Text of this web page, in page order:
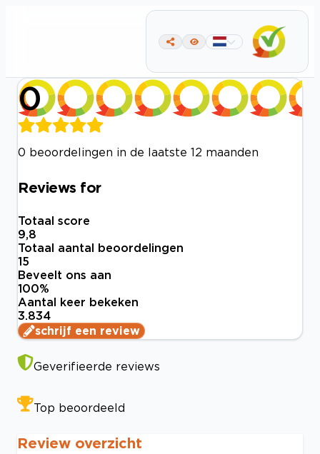
0
0 beoordelingen in de laatste 12 maanden
Reviews for
Totaal score
9,8
Totaal aantal beoordelingen
15
Beveelt ons aan
100%
Aantal keer bekeken
3.834
schrijf een review
Geverifieerde reviews
Top beoordeeld
Review overzicht